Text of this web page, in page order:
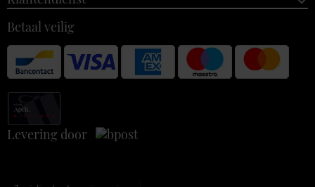
Betaal veilig
Levering door